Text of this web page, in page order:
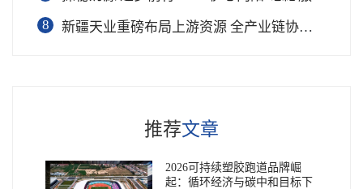
8
新疆天业重磅布局上游资源 全产业链协同再塑成长新动能
推荐文章
2026可持续塑胶跑道品牌崛
起：循环经济与碳中和目标下